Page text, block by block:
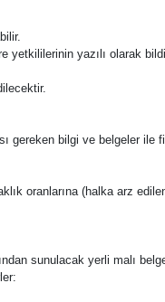
yetkililerinin yazılı olarak
gereken bilgi ve belgeler
oranlarına (halka arz
sunulacak yerli malı